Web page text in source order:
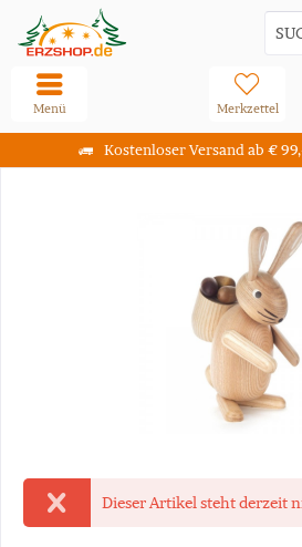
Kostenloser Versand ab €
Merkzettel
Menü
Dieser Artikel steht derzeit